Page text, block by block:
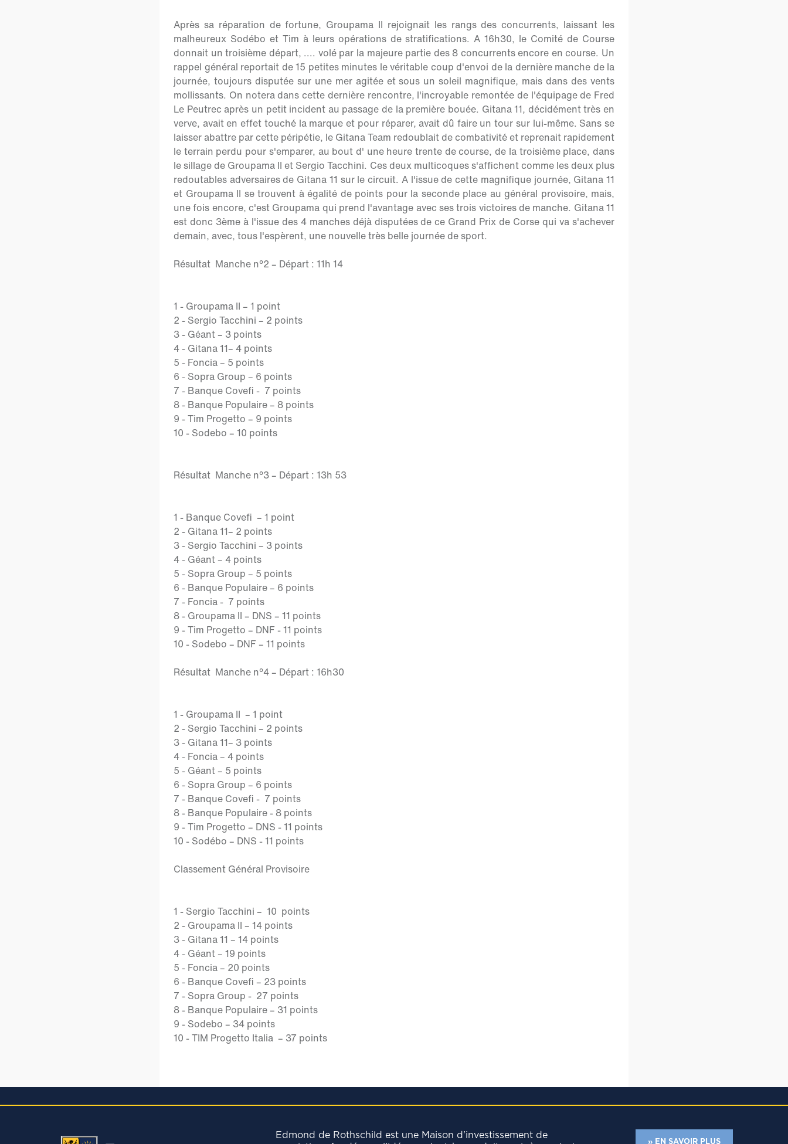
Après sa réparation de fortune, Groupama II rejoignait les rangs des concurrents, laissant les
malheureux Sodébo et Tim à leurs opérations de stratifications. A 16h30, le Comité de Course
donnait un troisième départ, .... volé par la majeure partie des 8 concurrents encore en course. Un
rappel général reportait de 15 petites minutes le véritable coup d'envoi de la dernière manche de la
journée, toujours disputée sur une mer agitée et sous un soleil magnifique, mais dans des vents
mollissants. On notera dans cette dernière rencontre, l'incroyable remontée de l'équipage de Fred
Le Peutrec après un petit incident au passage de la première bouée. Gitana 11, décidément très en
verve, avait en effet touché la marque et pour réparer, avait dû faire un tour sur lui-même. Sans se
laisser abattre par cette péripétie, le Gitana Team redoublait de combativité et reprenait rapidement
le terrain perdu pour s'emparer, au bout d' une heure trente de course, de la troisième place, dans
le sillage de Groupama II et Sergio Tacchini. Ces deux multicoques s'affichent comme les deux plus
redoutables adversaires de Gitana 11 sur le circuit. A l'issue de cette magnifique journée, Gitana 11
et Groupama II se trouvent à égalité de points pour la seconde place au général provisoire, mais,
une fois encore, c'est Groupama qui prend l'avantage avec ses trois victoires de manche. Gitana 11
est donc 3ème à l'issue des 4 manches déjà disputées de ce Grand Prix de Corse qui va s'achever
demain, avec, tous l'espèrent, une nouvelle très belle journée de sport.
Résultat Manche n°2 – Départ : 11h 14
1 - Groupama II – 1 point
2 - Sergio Tacchini – 2 points
3 - Géant – 3 points
4 - Gitana 11– 4 points
5 - Foncia – 5 points
6 - Sopra Group – 6 points
7 - Banque Covefi - 7 points
8 - Banque Populaire – 8 points
9 - Tim Progetto – 9 points
10 - Sodebo – 10 points
Résultat Manche n°3 – Départ : 13h 53
1 - Banque Covefi – 1 point
2 - Gitana 11– 2 points
3 - Sergio Tacchini – 3 points
4 - Géant – 4 points
5 - Sopra Group – 5 points
6 - Banque Populaire – 6 points
7 - Foncia - 7 points
8 - Groupama II – DNS – 11 points
9 - Tim Progetto – DNF - 11 points
10 - Sodebo – DNF – 11 points
Résultat Manche n°4 – Départ : 16h30
1 - Groupama II – 1 point
2 - Sergio Tacchini – 2 points
3 - Gitana 11– 3 points
4 - Foncia – 4 points
5 - Géant – 5 points
6 - Sopra Group – 6 points
7 - Banque Covefi - 7 points
8 - Banque Populaire - 8 points
9 - Tim Progetto – DNS - 11 points
10 - Sodébo – DNS - 11 points
Classement Général Provisoire
1 - Sergio Tacchini – 10 points
2 - Groupama II – 14 points
3 - Gitana 11 – 14 points
4 - Géant – 19 points
5 - Foncia – 20 points
6 - Banque Covefi – 23 points
7 - Sopra Group - 27 points
8 - Banque Populaire – 31 points
9 - Sodebo – 34 points
10 - TIM Progetto Italia – 37 points
Edmond de Rothschild est une Maison d'investissement de
» EN SAVOIR PLUS